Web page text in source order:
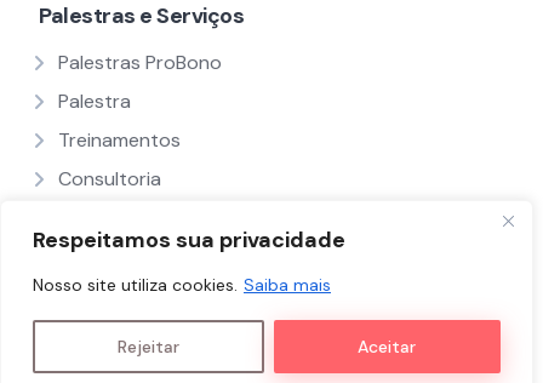
Respeitamos sua privacidade
Nosso site utiliza cookies. Saiba mais
Rejeitar Aceitar
Palestras e Serviços
Palestras ProBono
Palestra
Treinamentos
Consultoria
Políticas e Termos Palestrantes